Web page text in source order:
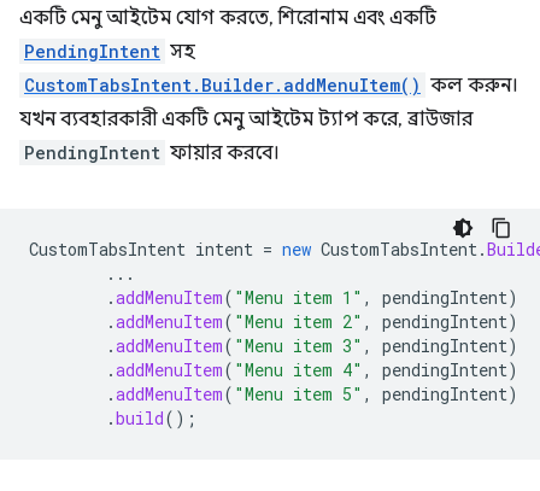
একটি মেনু আইটেম যোগ করতে, শিরোনাম এবং একটি
PendingIntent সহ
CustomTabsIntent.Builder.addMenuItem() কল করুন।
যখন ব্যবহারকারী একটি মেনু আইটেম ট্যাপ করে, ব্রাউজার
PendingIntent ফায়ার করবে।
CustomTabsIntent intent = new CustomTabsIntent.
...
.addMenuItem( "Menu item 1" , pendingIntent)
.addMenuItem( "Menu item 2" , pendingIntent)
.addMenuItem( "Menu item 3" , pendingIntent)
.addMenuItem( "Menu item 4" , pendingIntent)
.addMenuItem( "Menu item 5" , pendingIntent)
.build();